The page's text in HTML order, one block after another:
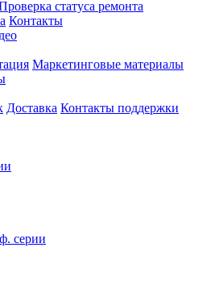
статуса ремонта
Контакты
Маркетинговые материалы
Доставка Контакты поддержки
серии